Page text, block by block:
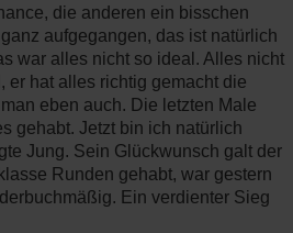
die anderen ein bisschen
aufgegangen, das ist natürlich
war alles nicht so ideal. Alles nicht
er hat alles richtig gemacht die
eben auch. Die letzten Male
gehabt. Jetzt bin ich natürlich
Jung. Sein Glückwunsch galt der
Runden gehabt, war gestern
Ein verdienter Sieg